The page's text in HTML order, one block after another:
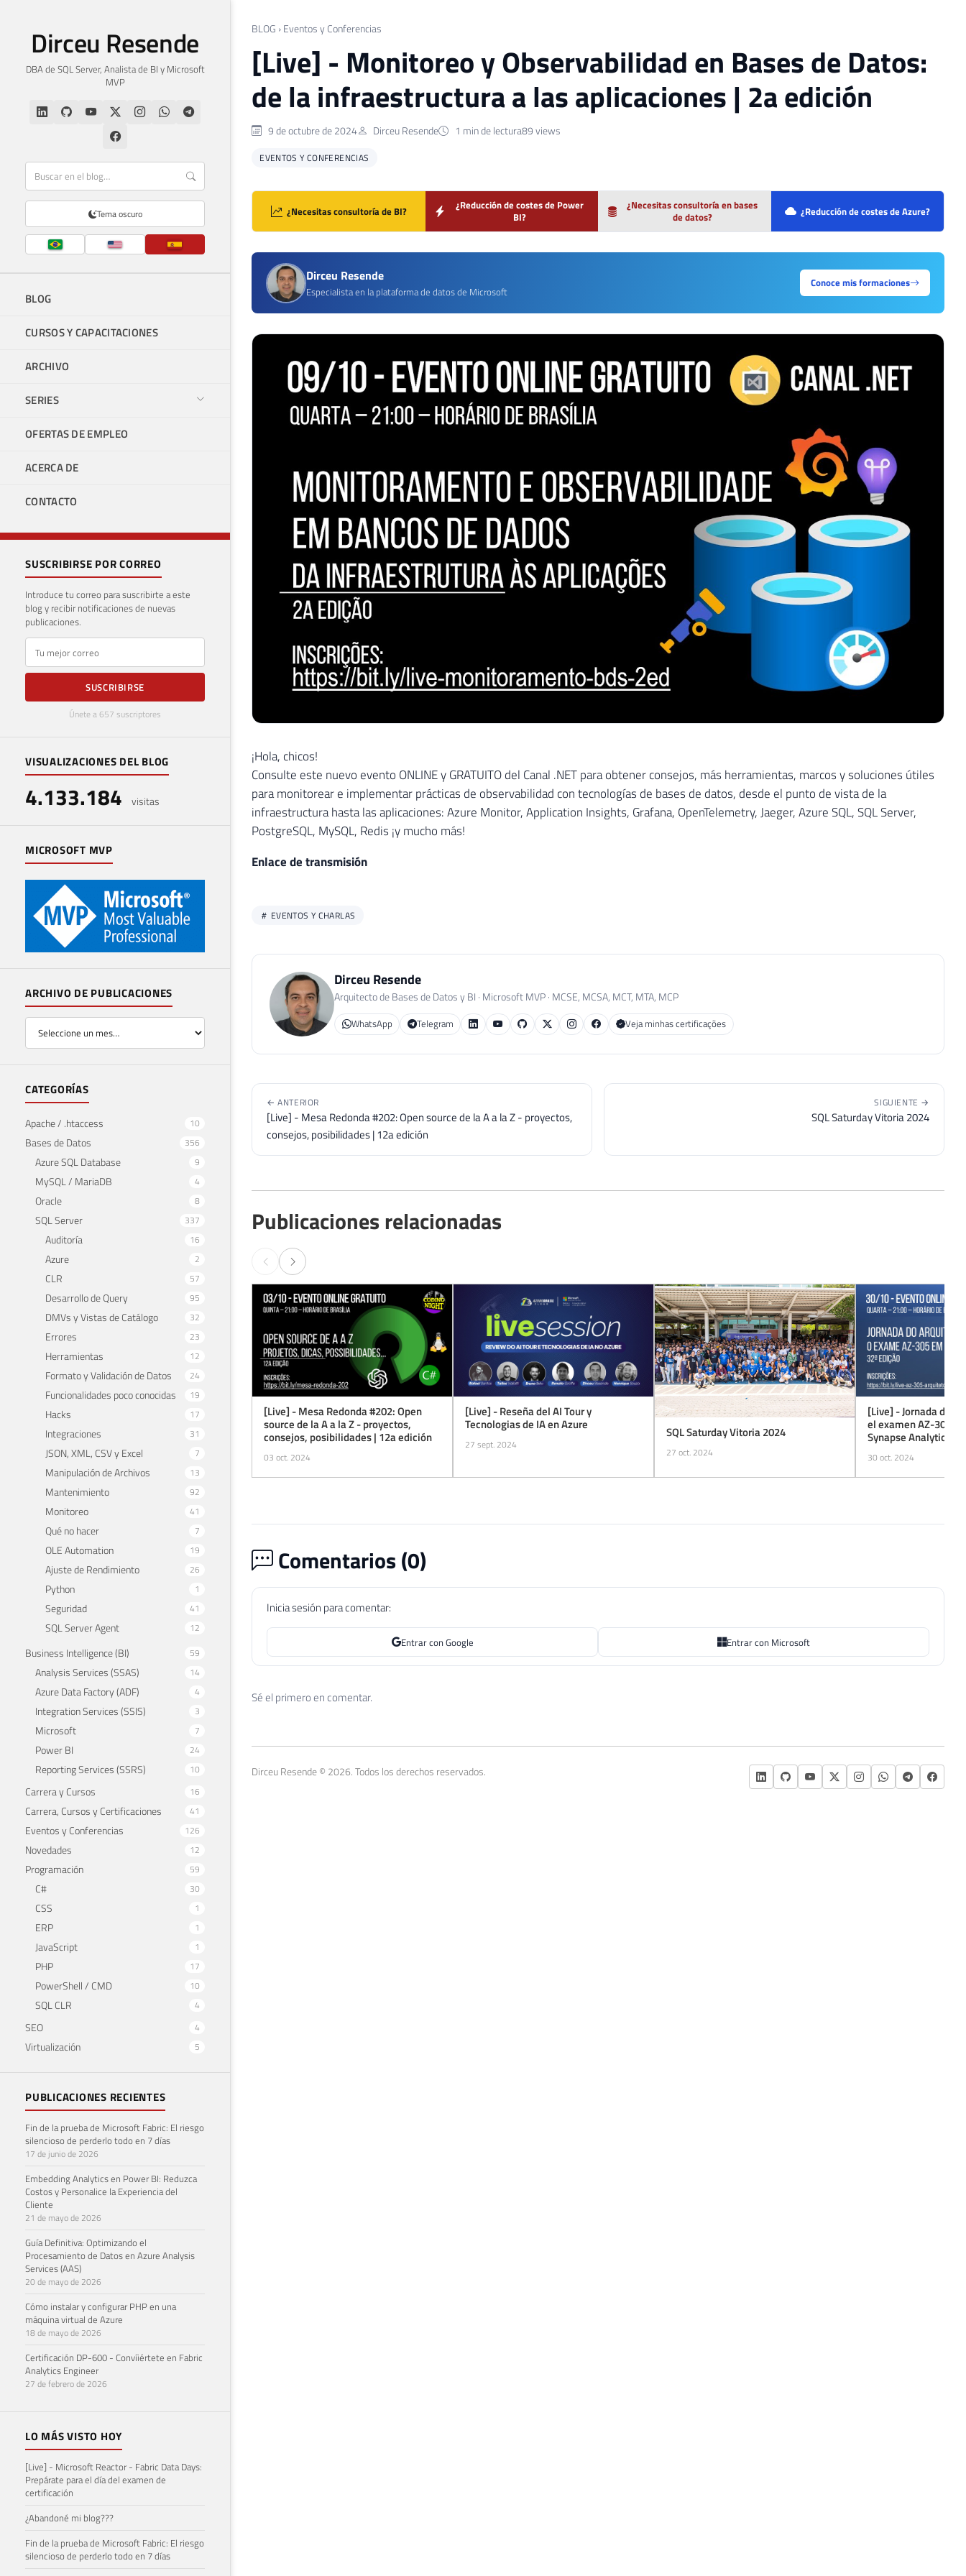
Dirceu Resende
DBA de SQL Server, Analista de BI y Microsoft
MVP
Tema oscuro
BLOG
CURSOS Y CAPACITACIONES
ARCHIVO
SERIES
OFERTAS DE EMPLEO
ACERCA DE
CONTACTO
SUSCRIBIRSE POR CORREO
Introduce tu correo para suscribirte a este
blog y recibir notificaciones de nuevas
publicaciones.
E-mail
SUSCRIBIRSE
Únete a 657 suscriptores
VISUALIZACIONES DEL BLOG
4.133.184 visitas
MICROSOFT MVP
ARCHIVO DE PUBLICACIONES
CATEGORÍAS
Apache / .htaccess 10
Bases de Datos 356
Azure SQL Database 9
MySQL / MariaDB 4
Oracle 8
SQL Server 337
Auditoría 16
Azure 2
CLR 57
Desarrollo de Query 95
DMVs y Vistas de Catálogo 32
Errores 23
Herramientas 12
Formato y Validación de Datos 24
Funcionalidades poco conocidas 19
Hacks 17
Integraciones 31
JSON, XML, CSV y Excel 7
Manipulación de Archivos 13
Mantenimiento 92
Monitoreo 41
Qué no hacer 7
OLE Automation 19
Ajuste de Rendimiento 26
Python 1
Seguridad 41
SQL Server Agent 12
Business Intelligence (BI) 59
Analysis Services (SSAS) 14
Azure Data Factory (ADF) 4
Integration Services (SSIS) 3
Microsoft 7
Power BI 24
Reporting Services (SSRS) 10
Carrera y Cursos 16
Carrera, Cursos y Certificaciones 41
Eventos y Conferencias 126
Novedades 12
Programación 59
C# 30
CSS 1
ERP 1
JavaScript 1
PHP 17
PowerShell / CMD 10
SQL CLR 4
SEO 4
Virtualización 5
PUBLICACIONES RECIENTES
Fin de la prueba de Microsoft Fabric: El riesgo
silencioso de perderlo todo en 7 días
17 de junio de 2026
Embedding Analytics en Power BI: Reduzca
Costos y Personalice la Experiencia del
Cliente
21 de mayo de 2026
Guía Definitiva: Optimizando el
Procesamiento de Datos en Azure Analysis
Services (AAS)
20 de mayo de 2026
Cómo instalar y configurar PHP en una
máquina virtual de Azure
18 de mayo de 2026
Certificación DP-600 - Convíiértete en Fabric
Analytics Engineer
27 de febrero de 2026
LO MÁS VISTO HOY
[Live] - Microsoft Reactor - Fabric Data Days:
Prepárate para el día del examen de
certificación
¿Abandoné mi blog???
Fin de la prueba de Microsoft Fabric: El riesgo
silencioso de perderlo todo en 7 días
BLOG › Eventos y Conferencias
[Live] - Monitoreo y Observabilidad en Bases de Datos:
de la infraestructura a las aplicaciones | 2a edición
9 de octubre de 2024 Dirceu Resende 1 min de lectura89 views
EVENTOS Y CONFERENCIAS
¿Necesitas consultoría de BI?
¿Reducción de costes de Power
BI?
¿Necesitas consultoría en bases
de datos?
¿Reducción de costes de Azure?
Dirceu Resende
Especialista en la plataforma de datos de Microsoft
Conoce mis formaciones
¡Hola, chicos!
Consulte este nuevo evento ONLINE y GRATUITO del Canal .NET para obtener consejos, más herramientas, marcos y soluciones útiles
para monitorear e implementar prácticas de observabilidad con tecnologías de bases de datos, desde el punto de vista de la
infraestructura hasta las aplicaciones: Azure Monitor, Application Insights, Grafana, OpenTelemetry, Jaeger, Azure SQL, SQL Server,
PostgreSQL, MySQL, Redis ¡y mucho más!
Enlace de transmisión
EVENTOS Y CHARLAS
Dirceu Resende
Arquitecto de Bases de Datos y BI · Microsoft MVP · MCSE, MCSA, MCT, MTA, MCP
WhatsApp Telegram Veja minhas certificações
← ANTERIOR
[Live] - Mesa Redonda #202: Open source de la A a la Z - proyectos,
consejos, posibilidades | 12a edición
SIGUIENTE →
SQL Saturday Vitoria 2024
Publicaciones relacionadas
[Live] - Mesa Redonda #202: Open
source de la A a la Z - proyectos,
consejos, posibilidades | 12a edición
03 oct. 2024
[Live] - Reseña del AI Tour y
Tecnologias de IA en Azure
27 sept. 2024
SQL Saturday Vitoria 2024
27 oct. 2024
[Live] - Jornada del
el examen AZ-305
Synapse Analytics
30 oct. 2024
Comentarios (0)
Inicia sesión para comentar:
Entrar con Google Entrar con Microsoft
Sé el primero en comentar.
Dirceu Resende © 2026. Todos los derechos reservados.